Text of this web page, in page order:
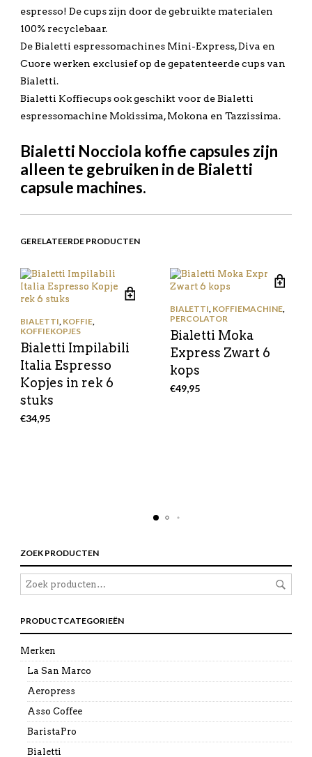
espresso! De cups zijn door de gebruikte materialen
100% recyclebaar.
De Bialetti espressomachines Mini-Express, Diva en
Cuore werken exclusief op de gepatenteerde cups van
Bialetti.
Bialetti Koffiecups ook geschikt voor de Bialetti
espressomachine Mokissima, Mokona en Tazzissima.
Bialetti Nocciola koffie capsules zijn
alleen te gebruiken in de Bialetti
capsule machines.
GERELATEERDE PRODUCTEN
BIALETTI, KOFFIE,
KOFFIEKOPJES
Bialetti Impilabili
Italia Espresso
Kopjes in rek 6
stuks
€34,95
BIALETTI, KOFFIEMACHINE,
PERCOLATOR
Bialetti Moka
Express Zwart 6
kops
€49,95
ZOEK PRODUCTEN
PRODUCTCATEGORIEËN
Merken
La San Marco
Aeropress
Asso Coffee
BaristaPro
Bialetti